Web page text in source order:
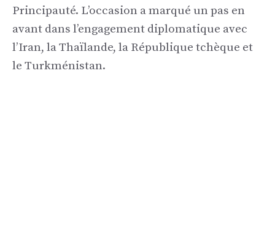
Principauté. L’occasion a marqué un pas en
avant dans l’engagement diplomatique avec
l’Iran, la Thaïlande, la République tchèque et
le Turkménistan.